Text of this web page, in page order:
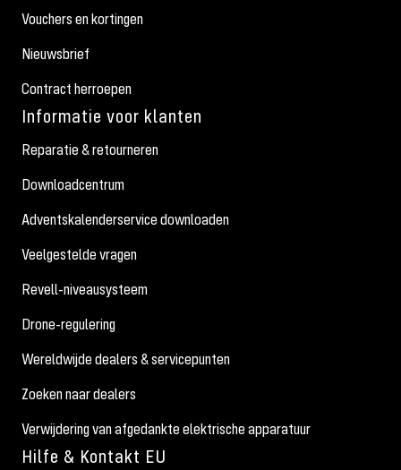
Vouchers en kortingen
Nieuwsbrief
Contract herroepen
Informatie voor klanten
Reparatie & retourneren
Downloadcentrum
Adventskalenderservice downloaden
Veelgestelde vragen
Revell-niveausysteem
Drone-regulering
Wereldwijde dealers & servicepunten
Zoeken naar dealers
Verwijdering van afgedankte elektrische apparatuur
Hilfe & Kontakt EU